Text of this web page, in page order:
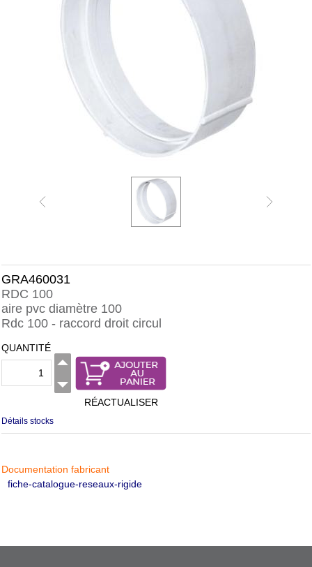
GRA460031
RDC 100
aire pvc diamètre 100
Rdc 100 - raccord droit circul
QUANTITÉ
RÉACTUALISER
Détails stocks
Documentation fabricant
fiche-catalogue-reseaux-rigide